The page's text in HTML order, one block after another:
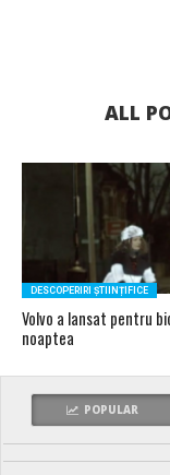
ALL
DESCOPERIRI ȘTIINȚIFICE
Volvo a lansat pentru
noaptea
POPULAR